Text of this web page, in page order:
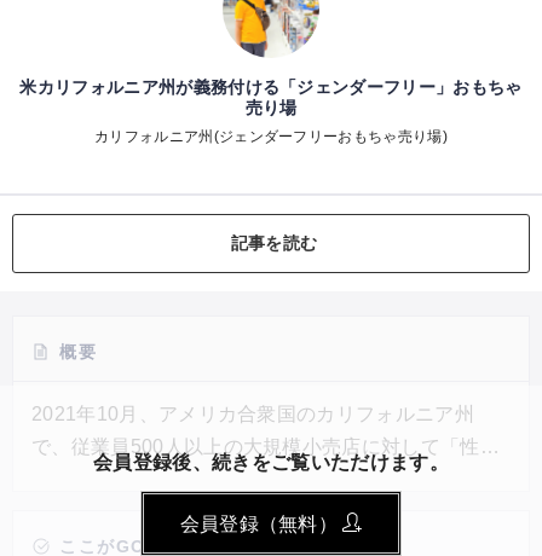
米カリフォルニア州が義務付ける「ジェンダーフリー」おもちゃ
売り場
カリフォルニア州(ジェンダーフリーおもちゃ売り場)
記事を読む
概要
2021年10月、アメリカ合衆国のカリフォルニア州
で、従業員500人以上の大規模小売店に対して「性別
の明記のない玩具売り場の設置を義務付ける」法律が
全米で初めて採択された。全商品ではなく、一部の玩
具や育児用品が対象であるため、女の子用、男の子用
ここがGOOD!
会員登録後、続きをご覧いただけます。
会員登録（無料）